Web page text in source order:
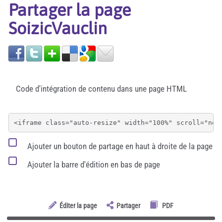
Partager la page
SoizicVauclin
Code d'intégration de contenu dans une page HTML
Ajouter un bouton de partage en haut à droite de la page
Ajouter la barre d'édition en bas de page
Éditer la page Partager PDF